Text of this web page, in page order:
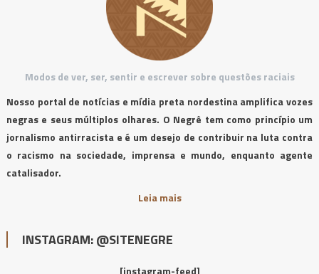
Modos de ver, ser, sentir e escrever sobre questões raciais
Nosso portal de notícias e mídia preta nordestina amplifica vozes
negras e seus múltiplos olhares. O Negrê tem como princípio um
jornalismo antirracista e é um desejo de contribuir na luta contra
o racismo na sociedade, imprensa e mundo, enquanto agente
catalisador.
Leia mais
INSTAGRAM: @SITENEGRE
[instagram-feed]